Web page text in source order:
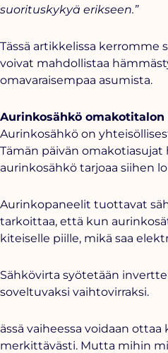
suorituskykyä erikseen.”
Tässä artikkelissa
voivat mahdollistaa
omavaraisempaa asumista.
Aurinkosähkö
Aurinkosähkö on
Tämän päivän
aurinkosähkö tarjoaa siihen
Aurinkopaneelit tuottavat
tarkoittaa, että kun
kiteiselle piille, mikä saa
Sähkövirta syötetään
soveltuvaksi vaihtovirraksi.
ässä vaiheessa voidaan
merkittävästi. Mutta mihin